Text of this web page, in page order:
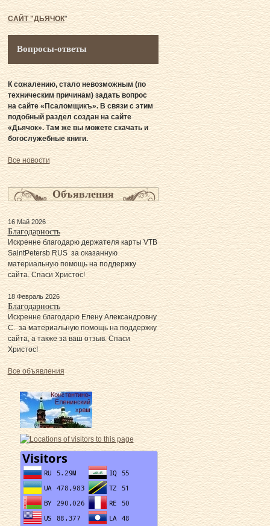
САЙТ "ДЬЯЧОК"
Вопросы-ответы
К сожалению, стало невозможным (по
техническим причинам) задать вопрос
на сайте «Псаломщикъ». В связи с этим
подобный раздел создан на сайте
«Дьячок». Там же вы можете скачать и
богослужебные книги.
Все новости
Объявления
16 Май 2026
Благодарность
Искренне благодарю держателя карты VTB
SaintPetersb RUS за оказанную
материальную помощь на поддержку
сайта. Спаси Христос!
18 Февраль 2026
Благодарность
Искренне благодарю Елену Александровну
С. за материальную помощь на поддержку
сайта, а также за ваш отзыв. Спаси
Христос!
Все объявления